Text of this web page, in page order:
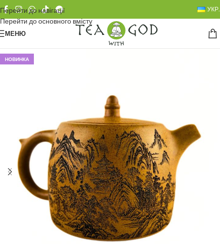
Перейти до навігації
Перейти до основного вмісту
УКР.
МЕНЮ
НОВИНКА